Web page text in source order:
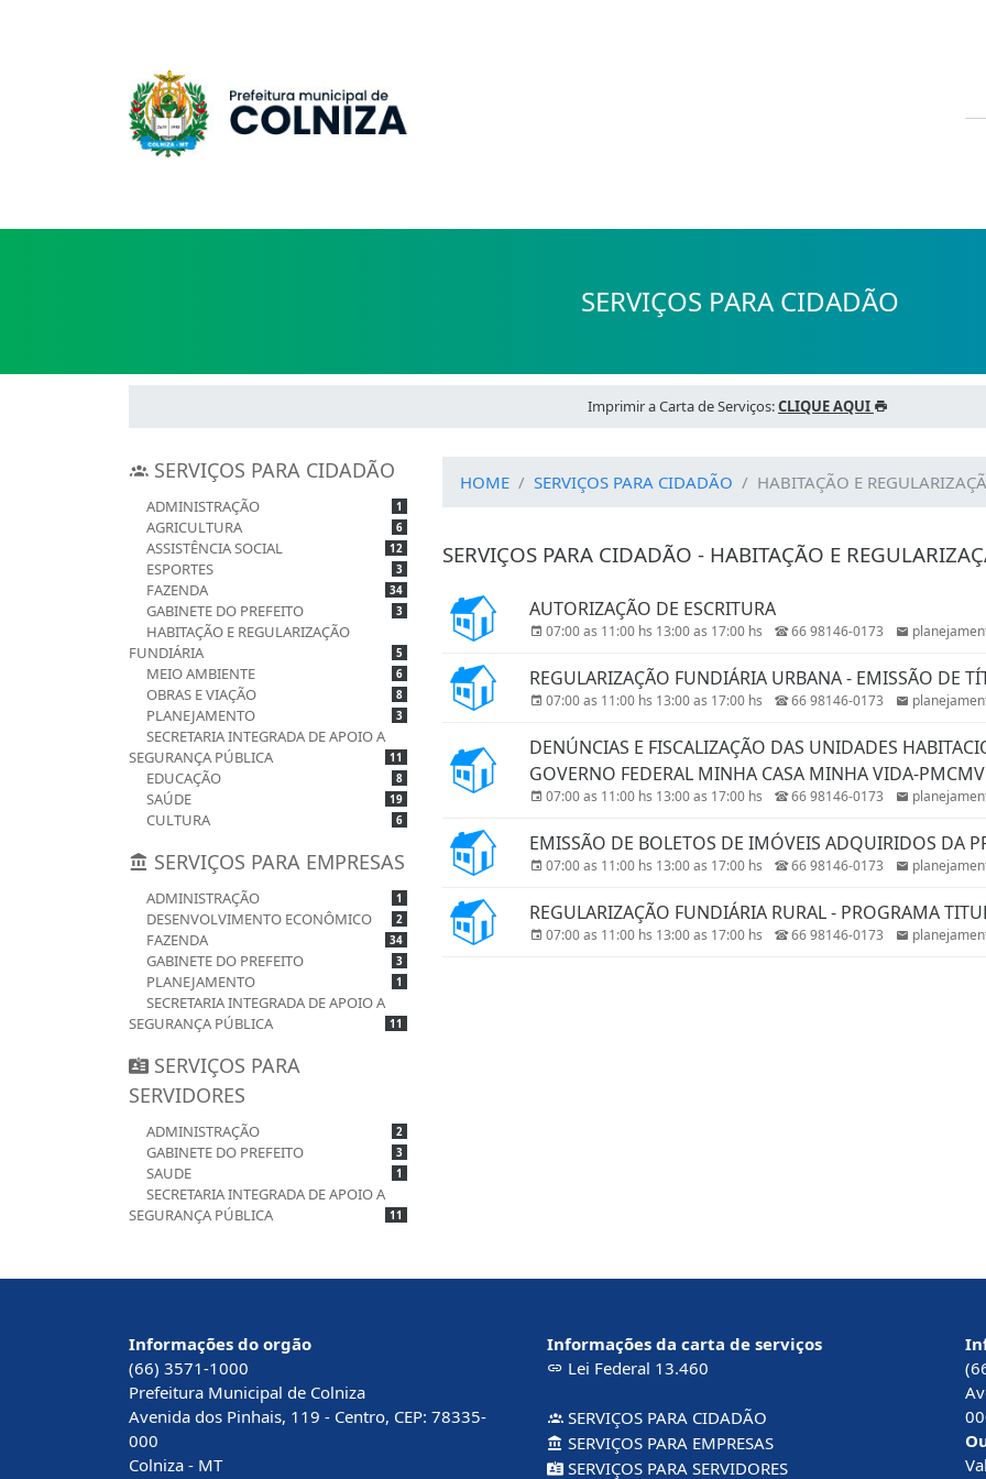
SERVIÇOS PARA CIDADÃO
Imprimir a Carta de Serviços:CLIQUE AQUI
SERVIÇOS PARA CIDADÃO
ADMINISTRAÇÃO 1
AGRICULTURA 6
ASSISTÊNCIA SOCIAL 12
ESPORTES 3
FAZENDA 34
GABINETE DO PREFEITO 3
HABITAÇÃO E REGULARIZAÇÃO
FUNDIÁRIA
5
MEIO AMBIENTE 6
OBRAS E VIAÇÃO 8
PLANEJAMENTO 3
SECRETARIA INTEGRADA DE APOIO A
SEGURANÇA PÚBLICA
11
EDUCAÇÃO 8
SAÚDE 19
CULTURA 6
SERVIÇOS PARA EMPRESAS
ADMINISTRAÇÃO 1
DESENVOLVIMENTO ECONÔMICO 2
FAZENDA 34
GABINETE DO PREFEITO 3
PLANEJAMENTO 1
SECRETARIA INTEGRADA DE APOIO A
SEGURANÇA PÚBLICA
11
SERVIÇOS PARA
SERVIDORES
ADMINISTRAÇÃO 2
GABINETE DO PREFEITO 3
SAUDE 1
SECRETARIA INTEGRADA DE APOIO A
SEGURANÇA PÚBLICA
11
HOME SERVIÇOS PARA CIDADÃO HABITAÇÃO E
SERVIÇOS PARA CIDADÃO - HABITAÇÃO E
AUTORIZAÇÃO DE ESCRITURA
07:00 as 11:00 hs 13:00 as 17:00 hs 66 98146-0173
REGULARIZAÇÃO FUNDIÁRIA URBANA - EMISSÃO DE
07:00 as 11:00 hs 13:00 as 17:00 hs 66 98146-0173
DENÚNCIAS E FISCALIZAÇÃO DAS UNIDADES
GOVERNO FEDERAL MINHA CASA MINHA VIDA-PMCMV
07:00 as 11:00 hs 13:00 as 17:00 hs 66 98146-0173
EMISSÃO DE BOLETOS DE IMÓVEIS ADQUIRIDOS DA
07:00 as 11:00 hs 13:00 as 17:00 hs 66 98146-0173
REGULARIZAÇÃO FUNDIÁRIA RURAL - PROGRAMA
07:00 as 11:00 hs 13:00 as 17:00 hs 66 98146-0173
Informações do orgão
(66) 3571-1000
Prefeitura Municipal de Colniza
Avenida dos Pinhais, 119 - Centro, CEP: 78335-
000
Colniza - MT
Informações da carta de serviços
Lei Federal 13.460
SERVIÇOS PARA CIDADÃO
SERVIÇOS PARA EMPRESAS
SERVIÇOS PARA SERVIDORES